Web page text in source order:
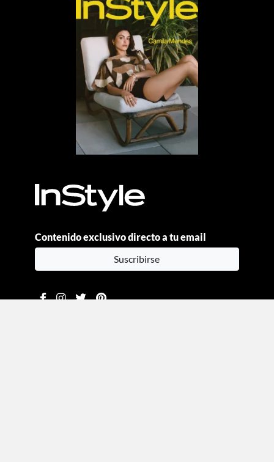
Contenido exclusivo directo a tu email
Suscribirse